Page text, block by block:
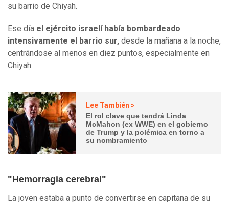
su barrio de Chiyah.
Ese día el ejército israelí había bombardeado
intensivamente el barrio sur, desde la mañana a la noche,
centrándose al menos en diez puntos, especialmente en
Chiyah.
Lee También >
El rol clave que tendrá Linda
McMahon (ex WWE) en el gobierno
de Trump y la polémica en torno a
su nombramiento
"Hemorragia cerebral"
La joven estaba a punto de convertirse en capitana de su